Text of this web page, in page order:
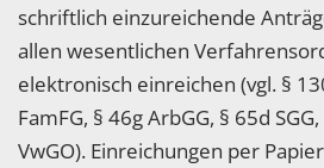
schriftlich einzureichende
allen wesentlichen
elektronisch einreichen (vgl. §
FamFG, § 46g ArbGG, § 65d
VwGO). Einreichungen per